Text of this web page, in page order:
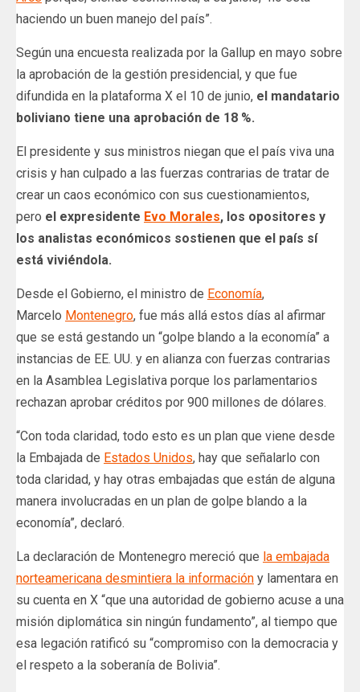
haciendo un buen manejo del país”.
Según una encuesta realizada por la Gallup en mayo sobre
la aprobación de la gestión presidencial, y que fue
difundida en la plataforma X el 10 de junio, el mandatario
boliviano tiene una aprobación de 18 %.
El presidente y sus ministros niegan que el país viva una
crisis y han culpado a las fuerzas contrarias de tratar de
crear un caos económico con sus cuestionamientos,
pero el expresidente Evo Morales, los opositores y
los analistas económicos sostienen que el país sí
está viviéndola.
Desde el Gobierno, el ministro de Economía,
Marcelo Montenegro, fue más allá estos días al afirmar
que se está gestando un “golpe blando a la economía” a
instancias de EE. UU. y en alianza con fuerzas contrarias
en la Asamblea Legislativa porque los parlamentarios
rechazan aprobar créditos por 900 millones de dólares.
“Con toda claridad, todo esto es un plan que viene desde
la Embajada de Estados Unidos, hay que señalarlo con
toda claridad, y hay otras embajadas que están de alguna
manera involucradas en un plan de golpe blando a la
economía”, declaró.
La declaración de Montenegro mereció que la embajada
norteamericana desmintiera la información y lamentara en
su cuenta en X “que una autoridad de gobierno acuse a una
misión diplomática sin ningún fundamento”, al tiempo que
esa legación ratificó su “compromiso con la democracia y
el respeto a la soberanía de Bolivia”.